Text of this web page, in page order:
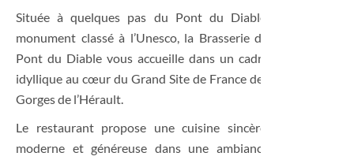
Située à quelques pas du Pont du Diable,
monument classé à l’Unesco, la Brasserie du
Pont du Diable vous accueille dans un cadre
idyllique au cœur du Grand Site de France des
Gorges de l’Hérault.
Le restaurant propose une cuisine sincère,
moderne et généreuse dans une ambiance